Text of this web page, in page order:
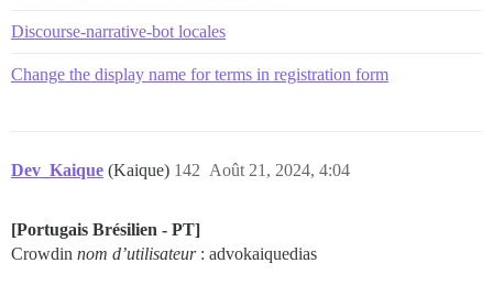
Discourse-narrative-bot locales
Change the display name for terms in registration form
Dev_Kaique (Kaique) Août 21, 2024, 4:04
142
[Portugais Brésilien - PT]
Crowdin nom d’utilisateur: advokaiquedias